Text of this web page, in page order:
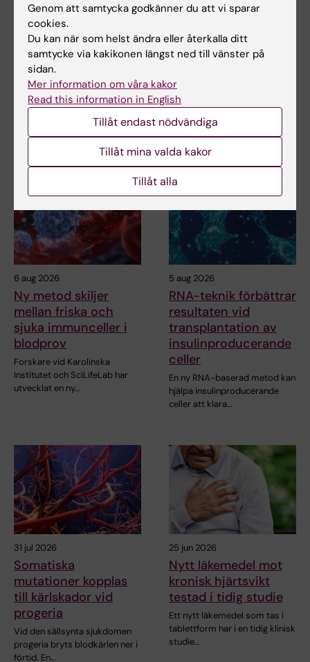
Relaterat
Diabetes och hjärt-kärlsjukdom ökar risken för
demens
Vuxendebuterande typ 1-diabetes ökar risken för
hjärt-kärlsjukdomar och död
Relaterade artiklar
6 aug 2026
Ny metod skiljer
mellan friska och
sjuka immunceller i
blodprov
Forskare vid Karolinska
Institutet och SciLifeLab har
utvecklat en ny…
5 aug 2026
RNA-teknik förbättrar
resultaten vid
transplantation av
insulinproducerande
celler
En ny RNA-baserad metod kan
hjälpa insulinproducerande
celler att klara…
31 jul 2026
Somatiska
mutationer kopplas
till kärlskador vid
progeria
Vid den sällsynta sjukdomen
progeria bryts blodkärlen ner i
förtid. En…
25 jun 2026
Nytt läkemedel mot
kronisk hjärtsvikt
testad i tidig studie
Ett nytt läkemedel som tas i
tablettform har i en tidig klinisk
studie…
Genom att samtycka godkänner du att vi sparar
cookies.
Du kan när som helst ändra eller återkalla ditt
samtycke via kakikonen längst ned till vänster på
sidan.
Mer information om våra kakor
Read this information in English
Tillåt endast nödvändiga
Tillåt mina valda kakor
Tillåt alla